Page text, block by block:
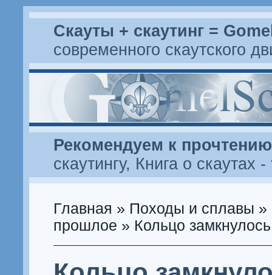
Скауты + скаутинг =
современного скаутского
Рекомендуем к прочтению
скаутингу, Книга о скаутах -
Главная » Походы и сплавы »
прошлое » Кольцо замкнулось